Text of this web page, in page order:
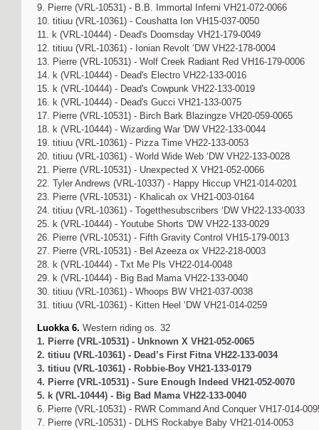
9. Pierre (VRL-10531) - B.B. Immortal Inferni VH21-072-0066
10. titiuu (VRL-10361) - Coushatta Ion VH15-037-0050
11. k (VRL-10444) - Dead's Doomsday VH21-179-0049
12. titiuu (VRL-10361) - Ionian Revolt ‘DW VH22-178-0004
13. Pierre (VRL-10531) - Wolf Creek Radiant Red VH16-179-0006
14. k (VRL-10444) - Dead's Electro VH22-133-0016
15. k (VRL-10444) - Dead's Cowpunk VH22-133-0019
16. k (VRL-10444) - Dead's Gucci VH21-133-0075
17. Pierre (VRL-10531) - Birch Bark Blazingze VH20-059-0065
18. k (VRL-10444) - Wizarding War 'DW VH22-133-0044
19. titiuu (VRL-10361) - Pizza Time VH22-133-0053
20. titiuu (VRL-10361) - World Wide Web ‘DW VH22-133-0028
21. Pierre (VRL-10531) - Unexpected X VH21-052-0066
22. Tyler Andrews (VRL-10337) - Happy Hiccup VH21-014-0201
23. Pierre (VRL-10531) - Khalicah ox VH21-003-0164
24. titiuu (VRL-10361) - Togetthesubscribers ‘DW VH22-133-0033
25. k (VRL-10444) - Youtube Shorts 'DW VH22-133-0029
26. Pierre (VRL-10531) - Fifth Gravity Control VH15-179-0013
27. Pierre (VRL-10531) - Bel Azeeza ox VH22-218-0003
28. k (VRL-10444) - Txt Me Pls VH22-014-0048
29. k (VRL-10444) - Big Bad Mama VH22-133-0040
30. titiuu (VRL-10361) - Whoops BW VH21-037-0038
31. titiuu (VRL-10361) - Kitten Heel ‘DW VH21-014-0259
Luokka 6. Western riding os. 32
1. Pierre (VRL-10531) - Unknown X VH21-052-0065
2. titiuu (VRL-10361) - Dead’s First Fitna VH22-133-0034
3. titiuu (VRL-10361) - Robbie-Boy VH21-133-0179
4. Pierre (VRL-10531) - Sure Enough Indeed VH21-052-0070
5. k (VRL-10444) - Big Bad Mama VH22-133-0040
6. Pierre (VRL-10531) - RWR Command And Conquer VH17-014-
7. Pierre (VRL-10531) - DLHS Rockabye Baby VH21-014-0053